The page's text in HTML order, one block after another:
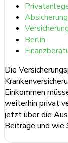
Absicherung
Berlin
Die
Einkommen
weiterhin privat
jetzt über die
Beiträge und wie
weiterlesen ...